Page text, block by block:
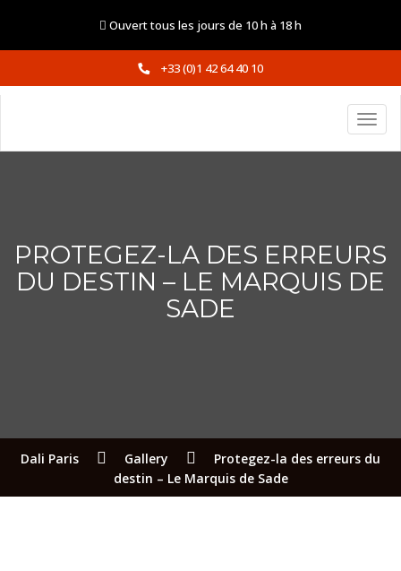
Ouvert tous les jours de 10 h à 18 h
+33 (0)1 42 64 40 10
PROTEGEZ-LA DES ERREURS
DU DESTIN – LE MARQUIS DE
SADE
Dali Paris Gallery
Protegez-la des erreurs du
destin – Le Marquis de Sade